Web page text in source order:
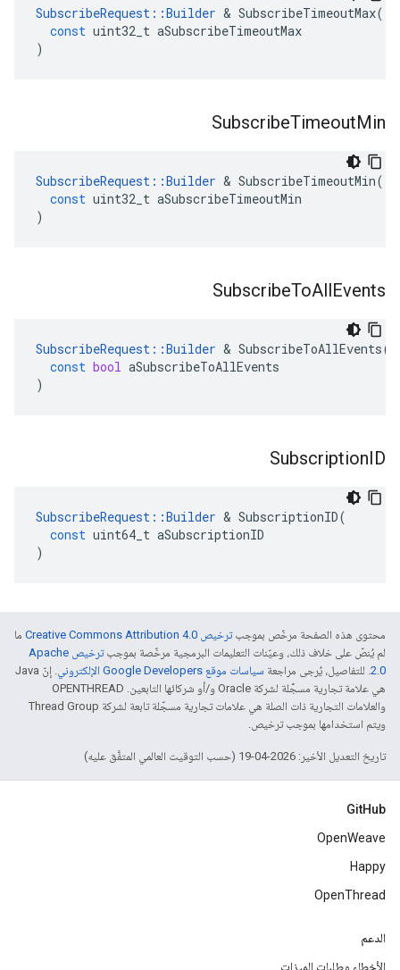
SubscribeRequest ::Builder & SubscribeTimeoutMax(
const uint32_t aSubscribeTimeoutMax
)
SubscribeTimeoutMin
SubscribeRequest ::Builder & SubscribeTimeoutMin(
const uint32_t aSubscribeTimeoutMin
)
SubscribeToAllEvents
SubscribeRequest ::Builder & SubscribeToAllEvents(
const bool aSubscribeToAllEvents
)
SubscriptionID
SubscribeRequest ::Builder & SubscriptionID(
const uint64_t aSubscriptionID
)
محتوى هذه الصفحة مرخّص بموجبترخيص Creative Commons Attribution 4.0‏
ما
لم يُنصّ على خلاف ذلك، وعيّنات التعليمات البرمجية مرخّصة بموجب
ترخيص Apache
2.0‏. للتفاصيل، يُرجى مراجعة سياسات موقع Google Developers الإلكتروني
. إنّ Java
هي علامة تجارية مسجَّلة لشركة Oracle و/أو شركائها التابعين. ‫OPENTHREAD
والعلامات التجارية ذات الصلة هي علامات تجارية مسجّلة تابعة لشركة Thread Group
ويتم استخدامها بموجب ترخيص.
تاريخ التعديل الأخير: 2026-04-19 (حسب التوقيت العالمي المتفَّق عليه)
GitHub
OpenWeave
Happy
OpenThread
الدعم
الأخطاء وطلبات الميزات